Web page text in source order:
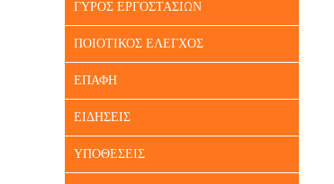
ΓΎΡΟΣ ΕΡΓΟΣΤΑΣΊΩΝ
ΠΟΙΟΤΙΚΌΣ ΈΛΕΓΧΟΣ
ΕΠΑΦΉ
ΕΙΔΉΣΕΙΣ
ΥΠΟΘΈΣΕΙΣ